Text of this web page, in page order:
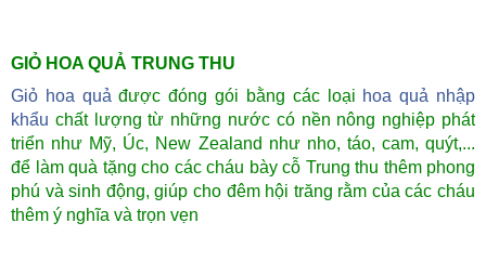
GIỎ HOA QUẢ TRUNG THU
Giỏ hoa quả được đóng gói bằng các loại hoa quả nhập
khẩu chất lượng từ những nước có nền nông nghiệp phát
triển như Mỹ, Úc, New Zealand như nho, táo, cam, quýt,...
để làm quà tặng cho các cháu bày cỗ Trung thu thêm phong
phú và sinh động, giúp cho đêm hội trăng rằm của các cháu
thêm ý nghĩa và trọn vẹn